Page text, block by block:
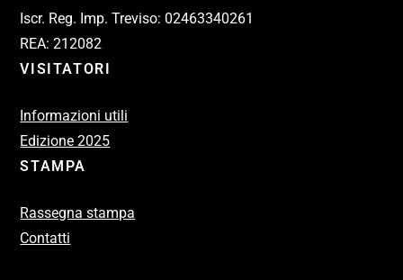
Iscr. Reg. Imp. Treviso: 02463340261
REA: 212082
VISITATORI
Informazioni utili
Edizione 2025
STAMPA
Rassegna stampa
Contatti